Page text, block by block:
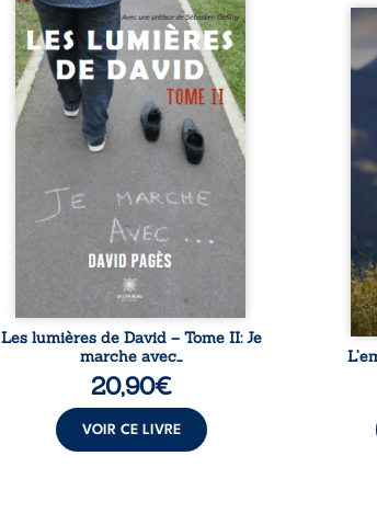
« En un an, ma vie a été
chamboulée. J’ai découvert le
monde de l’édition ; je me suis
assagi et je me suis rendu
compte que l’Homme ne
pouvait pas rester tout seul.
Autour de moi, j’ai fait des
rencontres qui ont changé ma
vie. Dans ce nouvel ouvrage,
connexions importantes qui
ont bouleversé ma vie. À
travers ce recueil, je vais
parler toujours ...
Les lumières de David – Tome II: Je
marche avec…
20,90€
VOIR CE LIVRE
et